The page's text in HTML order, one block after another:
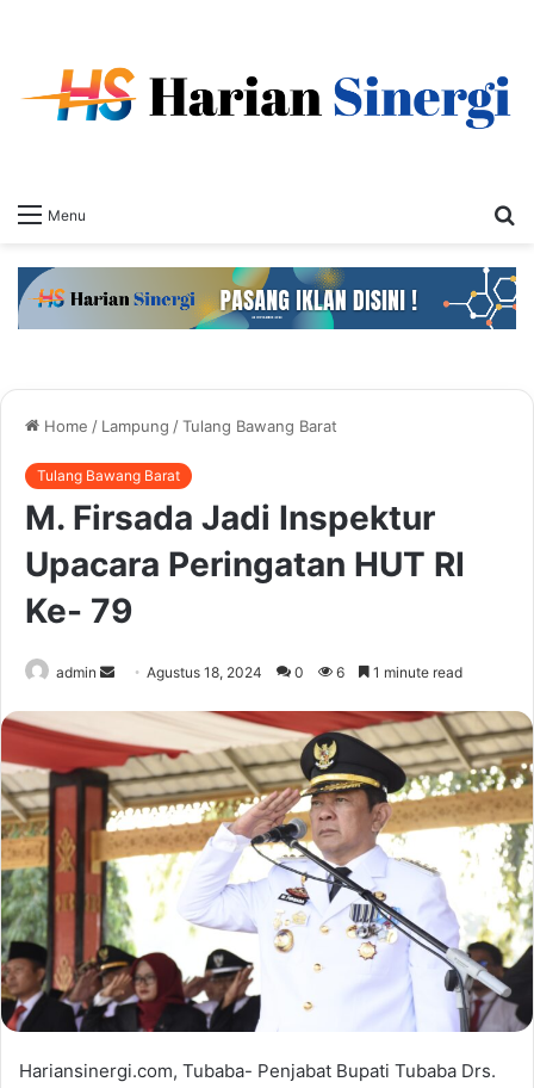
Menu
Home / Lampung /Tulang Bawang Barat
Tulang Bawang Barat
M. Firsada Jadi Inspektur
Upacara Peringatan HUT RI
Ke- 79
admin
SendAgustus 18, 2024 0 6 1 minute read
Hariansinergi.com, Tubaba- Penjabat Bupati Tubaba Drs.